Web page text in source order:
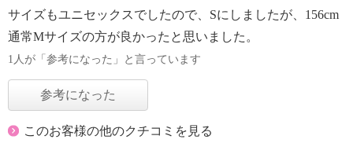
サイズもユニセックスでしたので、Sにしましたが、156cm
通常Mサイズの方が良かったと思いました。
1人が「参考になった」と言っています
参考になった
このお客様の他のクチコミを見る